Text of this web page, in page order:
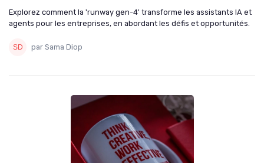
Explorez comment la 'runway gen-4' transforme les assistants IA et
agents pour les entreprises, en abordant les défis et opportunités.
par Sama Diop